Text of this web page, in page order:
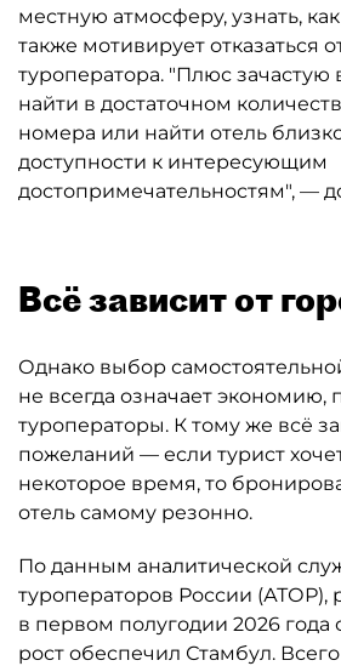
местную атмосферу, узнать,
также мотивирует отказаться
туроператора. "Плюс зачастую
найти в достаточном
номера или найти отель
доступности к интересующим
достопримечательностям", —
Всё зависит от
Однако выбор
не всегда означает
туроператоры. К тому же всё
пожеланий — если турист
некоторое время, то
отель самому резонно.
По данным аналитической
туроператоров России (АТОР),
в первом полугодии 2026 года
рост обеспечил Стамбул.